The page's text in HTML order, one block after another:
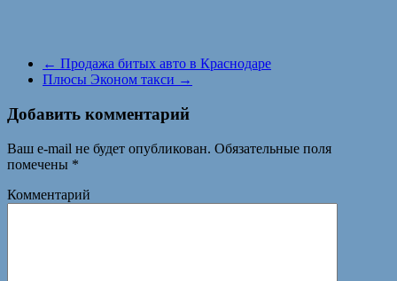
← Продажа битых авто в Краснодаре
Плюсы Эконом такси →
Добавить комментарий
Ваш e-mail не будет опубликован. Обязательные поля
помечены *
Комментарий